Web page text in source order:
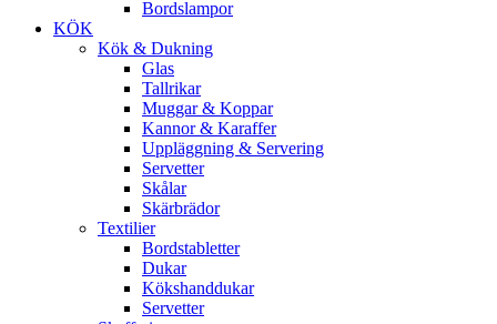
Bordslampor
KÖK
Kök & Dukning
Glas
Tallrikar
Muggar & Koppar
Kannor & Karaffer
Uppläggning & Servering
Servetter
Skålar
Skärbrädor
Textilier
Bordstabletter
Dukar
Kökshanddukar
Servetter